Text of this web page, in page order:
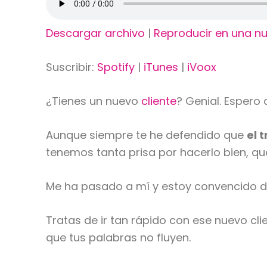
Descargar archivo | Reproducir en una
Suscribir: Spotify | iTunes | iVoox
¿Tienes un nuevo cliente? Genial.
Aunque siempre te he defendido que el
tenemos tanta prisa por hacerlo bien,
Me ha pasado a mí y estoy convencido
Tratas de ir tan rápido con ese nuevo
que tus palabras no fluyen.